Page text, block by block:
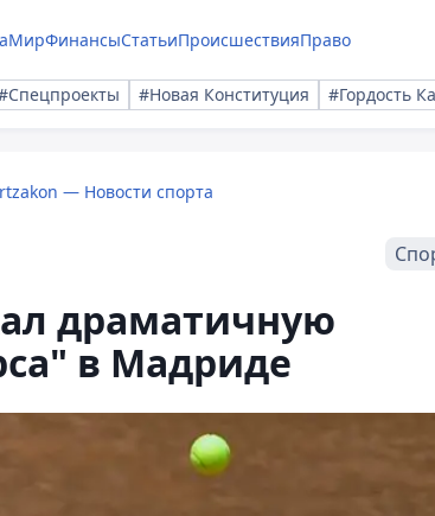
МирФинансыСтатьиПроисшествияПраво
#Новая Конституция #Гордость
— Новости спорта
драматичную
в Мадриде